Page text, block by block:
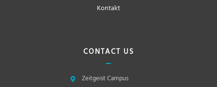
Kontakt
CONTACT US
Zeitgeist Campus